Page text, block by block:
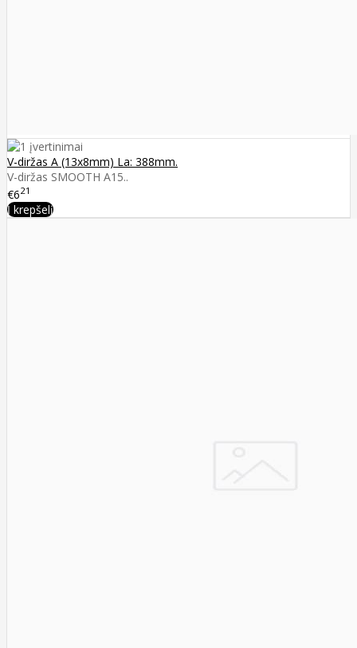
V-diržas A (13x8mm) La: 388mm.
V-diržas SMOOTH A15..
€621
Į krepšelį